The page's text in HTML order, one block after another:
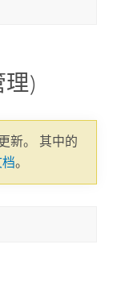
)
新。 其中的
。